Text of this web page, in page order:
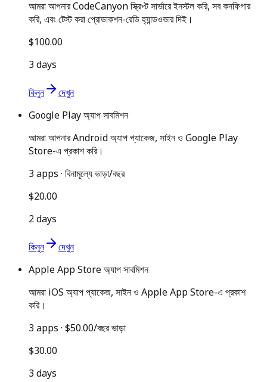
আমরা আপনার CodeCanyon স্ক্রিপ্ট সার্ভারে ইনস্টল করি, সব কনফিগার
করি, এবং টেস্ট করা প্রোডাকশন-রেডি হ্যান্ডওভার দিই।
$100.00
3 days
কিনুন
দেখুন
Google Play অ্যাপ সাবমিশন
আমরা আপনার Android অ্যাপ প্যাকেজ, সাইন ও Google Play
Store-এ প্রকাশ করি।
3 apps · বিনামূল্যে ভাড়া/বছর
$20.00
2 days
কিনুন
দেখুন
Apple App Store অ্যাপ সাবমিশন
আমরা iOS অ্যাপ প্যাকেজ, সাইন ও Apple App Store-এ প্রকাশ
করি।
3 apps · $50.00/বছর ভাড়া
$30.00
3 days